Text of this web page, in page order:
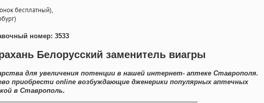
бесплатный),
номер: 3533
Белорусский заменитель виагры
для увеличения потенции в нашей интернет- аптеке Ставрополя.
приобрести online возбуждающие дженерики популярных аптечных
в Ставрополь.